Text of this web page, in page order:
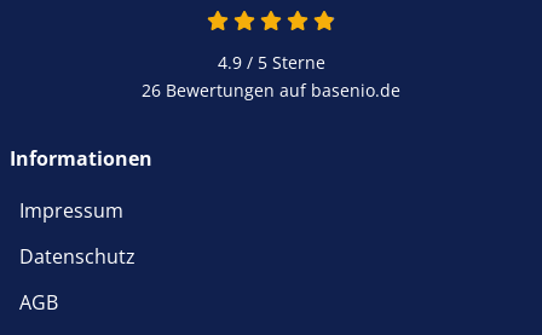
4.9 / 5Sterne
26 Bewertungen auf basenio.de
Informationen
Impressum
Datenschutz
AGB